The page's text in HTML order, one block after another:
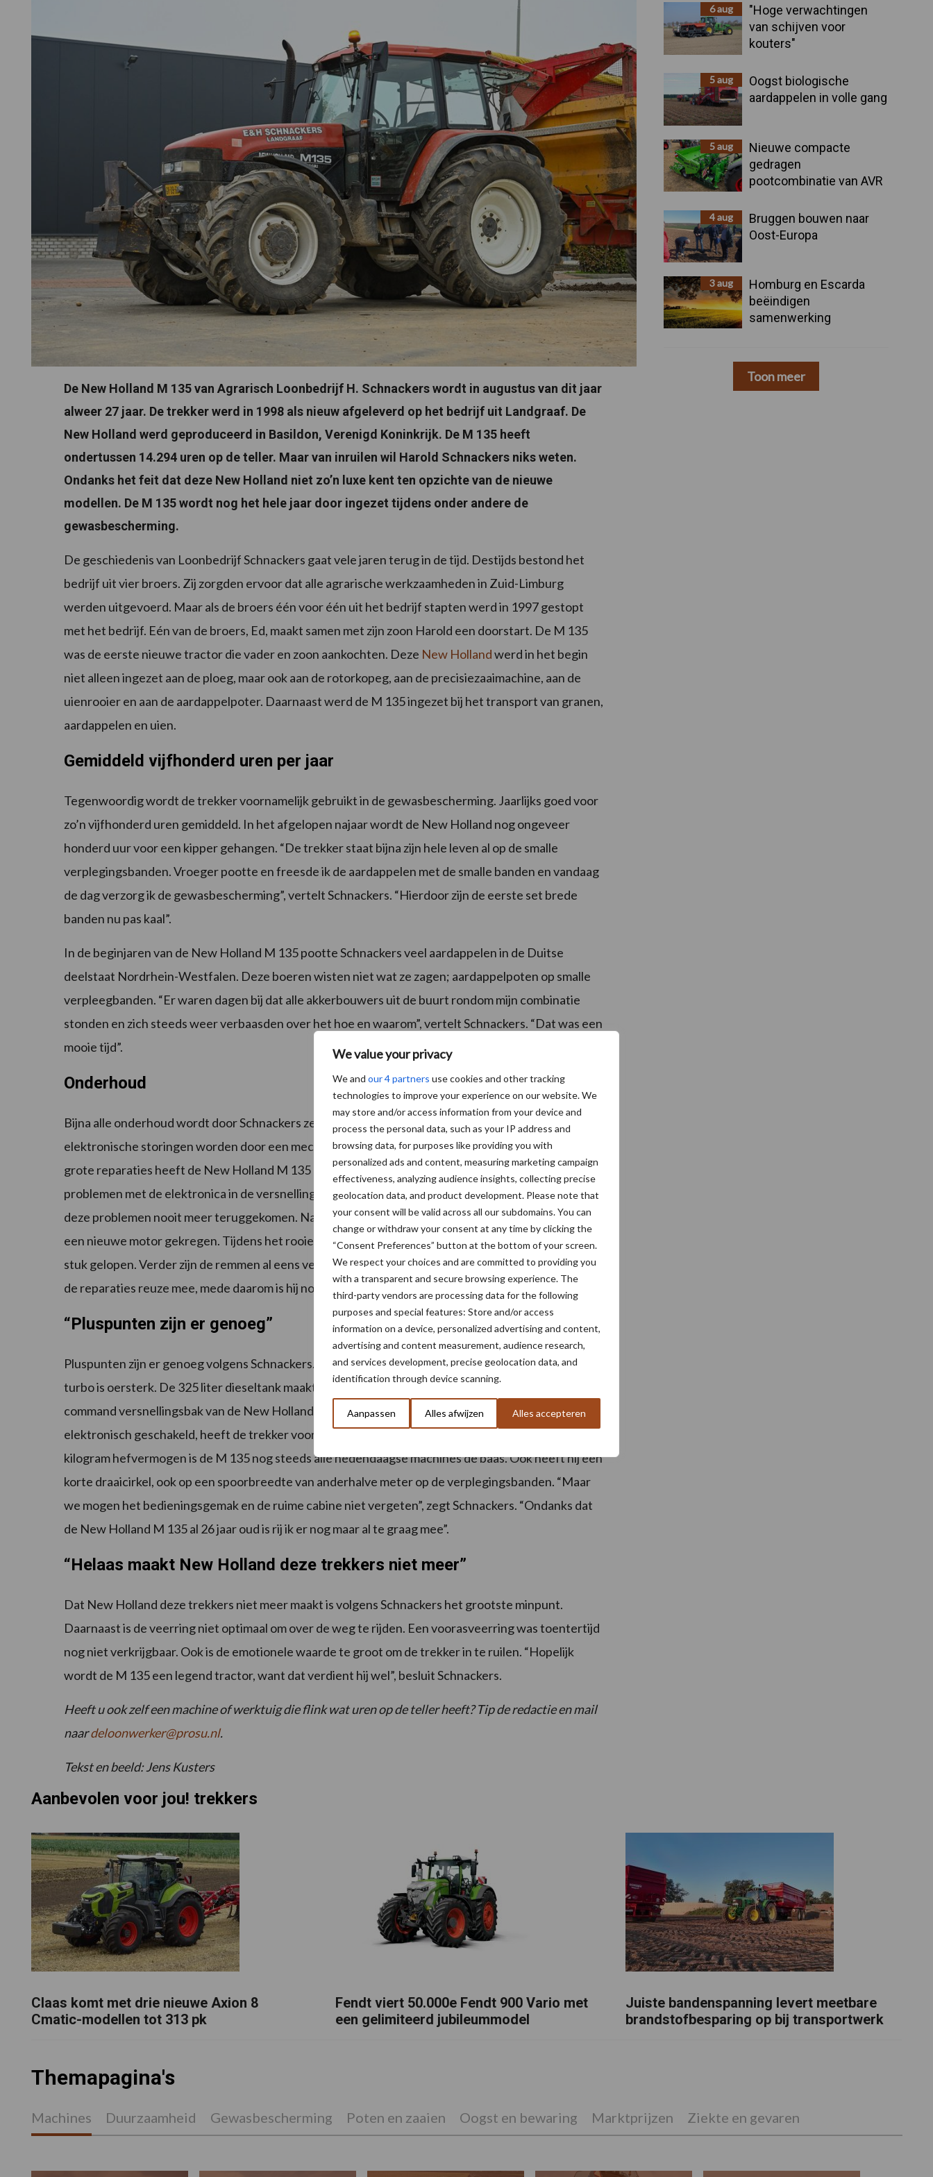
We value your privacy
We and our 4 partners use cookies and other tracking
technologies to improve your experience on our website. We
may store and/or access information from your device and
process the personal data, such as your IP address and
browsing data, for purposes like providing you with
personalized ads and content, measuring marketing campaign
effectiveness, analyzing audience insights, collecting precise
geolocation data, and product development. Please note that
your consent will be valid across all our subdomains. You can
change or withdraw your consent at any time by clicking the
“Consent Preferences” button at the bottom of your screen.
We respect your choices and are committed to providing you
with a transparent and secure browsing experience. The
third-party vendors are processing data for the following
purposes and special features: Store and/or access
information on a device, personalized advertising and content,
advertising and content measurement, audience research,
and services development, precise geolocation data, and
identification through device scanning.
Aanpassen Alles afwijzen Alles accepteren
De New Holland M 135 van Agrarisch Loonbedrijf H. Schnackers wordt in augustus van dit jaar
alweer 27 jaar. De trekker werd in 1998 als nieuw afgeleverd op het bedrijf uit Landgraaf. De
New Holland werd geproduceerd in Basildon, Verenigd Koninkrijk. De M 135 heeft
ondertussen 14.294 uren op de teller. Maar van inruilen wil Harold Schnackers niks weten.
Ondanks het feit dat deze New Holland niet zo’n luxe kent ten opzichte van de nieuwe
modellen. De M 135 wordt nog het hele jaar door ingezet tijdens onder andere de
gewasbescherming.
De geschiedenis van Loonbedrijf Schnackers gaat vele jaren terug in de tijd. Destijds bestond het
bedrijf uit vier broers. Zij zorgden ervoor dat alle agrarische werkzaamheden in Zuid-Limburg
werden uitgevoerd. Maar als de broers één voor één uit het bedrijf stapten werd in 1997 gestopt
met het bedrijf. Eén van de broers, Ed, maakt samen met zijn zoon Harold een doorstart. De M 135
was de eerste nieuwe tractor die vader en zoon aankochten. Deze New Hollandwerd in het begin
niet alleen ingezet aan de ploeg, maar ook aan de rotorkopeg, aan de precisiezaaimachine, aan de
uienrooier en aan de aardappelpoter. Daarnaast werd de M 135 ingezet bij het transport van granen,
aardappelen en uien.
Gemiddeld vijfhonderd uren per jaar
Tegenwoordig wordt de trekker voornamelijk gebruikt in de gewasbescherming. Jaarlijks goed voor
zo’n vijfhonderd uren gemiddeld. In het afgelopen najaar wordt de New Holland nog ongeveer
honderd uur voor een kipper gehangen. “De trekker staat bijna zijn hele leven al op de smalle
verplegingsbanden. Vroeger pootte en freesde ik de aardappelen met de smalle banden en vandaag
de dag verzorg ik de gewasbescherming”, vertelt Schnackers. “Hierdoor zijn de eerste set brede
banden nu pas kaal”.
In de beginjaren van de New Holland M 135 pootte Schnackers veel aardappelen in de Duitse
deelstaat Nordrhein-Westfalen. Deze boeren wisten niet wat ze zagen; aardappelpoten op smalle
verpleegbanden. “Er waren dagen bij dat alle akkerbouwers uit de buurt rondom mijn combinatie
stonden en zich steeds weer verbaasden over het hoe en waarom”, vertelt Schnackers. “Dat was een
mooie tijd”.
Onderhoud
Bijna alle onderhoud wordt door Schnackers zelf uitgevoerd. Alleen de grote reparaties en
elektronische storingen worden door een mechanisatiebedrijf uitgevoerd c.q. verholpen. Maar veel
grote reparaties heeft de New Holland M 135 gelukkig niet gehad. In de beginjaren waren er
problemen met de elektronica in de versnellingsbak. Dit werd na een update opgelost en daarna zijn
deze problemen nooit meer teruggekomen. Na ongeveer achtduizend werkuren heeft de trekker
een nieuwe motor gekregen. Tijdens het rooien van uien had de motor stof aangezogen en was deze
stuk gelopen. Verder zijn de remmen al eens vervangen, maar dat zijn slijtdelen. “In al die jaren vallen
de reparaties reuze mee, mede daarom is hij nog steeds actief op het bedrijf”, aldus Schnackers.
“Pluspunten zijn er genoeg”
Pluspunten zijn er genoeg volgens Schnackers. De 135 pk sterke zes cilinder New Holland motor met
turbo is oersterk. De 325 liter dieseltank maakt een lange dag werken mogelijk. Ook is de Range
command versnellingsbak van de New Holland super degelijk. Met achttien versnellingen vooruit,
elektronisch geschakeld, heeft de trekker voor ieder werk een perfecte snelheid. Met 5570
kilogram hefvermogen is de M 135 nog steeds alle hedendaagse machines de baas. Ook heeft hij een
korte draaicirkel, ook op een spoorbreedte van anderhalve meter op de verplegingsbanden. “Maar
we mogen het bedieningsgemak en de ruime cabine niet vergeten”, zegt Schnackers. “Ondanks dat
de New Holland M 135 al 26 jaar oud is rij ik er nog maar al te graag mee”.
“Helaas maakt New Holland deze trekkers niet meer”
Dat New Holland deze trekkers niet meer maakt is volgens Schnackers het grootste minpunt.
Daarnaast is de veerring niet optimaal om over de weg te rijden. Een voorasveerring was toentertijd
nog niet verkrijgbaar. Ook is de emotionele waarde te groot om de trekker in te ruilen. “Hopelijk
wordt de M 135 een legend tractor, want dat verdient hij wel”, besluit Schnackers.
Heeft u ook zelf een machine of werktuig die flink wat uren op de teller heeft? Tip de redactie en mail
naardeloonwerker@prosu.nl.
Tekst en beeld: Jens Kusters
Sidebar6 aug
"Hoge verwachtingen
van schijven voor
kouters"
5 aug
Oogst biologische
aardappelen in volle gang
5 aug
Nieuwe compacte
gedragen
pootcombinatie van AVR
4 aug
Bruggen bouwen naar
Oost-Europa
3 aug
Homburg en Escarda
beëindigen
samenwerking
Toon meer
Aanbevolen voor jou! trekkers
Claas komt met drie nieuwe Axion 8
Cmatic-modellen tot 313 pk
Fendt viert 50.000e Fendt 900 Vario met
een gelimiteerd jubileummodel
Juiste bandenspanning levert meetbare
brandstofbesparing op bij transportwerk
Themapagina's
Machines Duurzaamheid Gewasbescherming Poten en zaaien Oogst en bewaring Marktprijzen Ziekte en gevaren